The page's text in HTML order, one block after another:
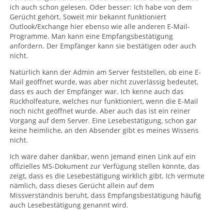
ich auch schon gelesen. Oder besser: Ich habe von dem
Gerücht gehört. Soweit mir bekannt funktioniert
Outlook/Exchange hier ebenso wie alle anderen E-Mail-
Programme. Man kann eine Empfangsbestätigung
anfordern. Der Empfänger kann sie bestätigen oder auch
nicht.
Natürlich kann der Admin am Server feststellen, ob eine E-
Mail geöffnet wurde, was aber nicht zuverlässig bedeutet,
dass es auch der Empfänger war. Ich kenne auch das
Rückholfeature, welches nur funktioniert, wenn die E-Mail
noch nicht geöffnet wurde. Aber auch das ist ein reiner
Vorgang auf dem Server. Eine Lesebestätigung, schon gar
keine heimliche, an den Absender gibt es meines Wissens
nicht.
Ich wäre daher dankbar, wenn jemand einen Link auf ein
offizielles MS-Dokument zur Verfügung stellen könnte, das
zeigt, dass es die Lesebestätigung wirklich gibt. Ich vermute
nämlich, dass dieses Gerücht allein auf dem
Missverständnis beruht, dass Empfangsbestätigung häufig
auch Lesebestätigung genannt wird.